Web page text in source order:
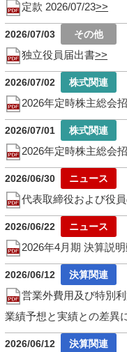
定款 2026/07/23
2026/07/03
独立役員届出書
2026/07/02
2026年定時株主総会
2026/07/01
2026年定時株主総会
2026/06/30
代表取締役および役
2026/06/22
2026年4月期 決算説
2026/06/12
営業外費用及び特別
業績予想と実績との差異
2026/06/12